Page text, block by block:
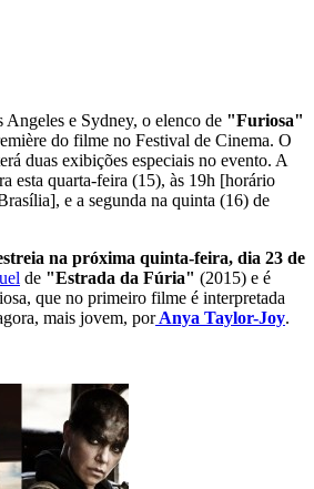
Angeles e Sydney, o elenco de "Furiosa"
do filme no Festival de Cinema. O
duas exibições especiais no evento. A
esta quarta-feira (15), às 19h [horário
e a segunda na quinta (16) de
na próxima quinta-feira, dia 23 de
de "Estrada da Fúria" (2015) e é
que no primeiro filme é interpretada
mais jovem, porAnya Taylor-Joy.